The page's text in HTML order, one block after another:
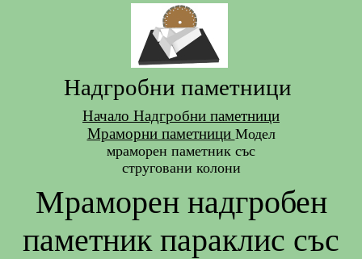
Надгробни паметници
Начало Надгробни паметници
Мраморни паметници Модел
мраморен паметник със
струговани колони
Мраморен надгробен
паметник параклис със